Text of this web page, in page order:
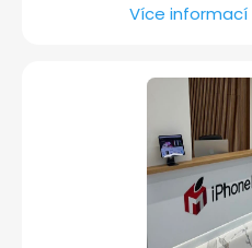
Více informací